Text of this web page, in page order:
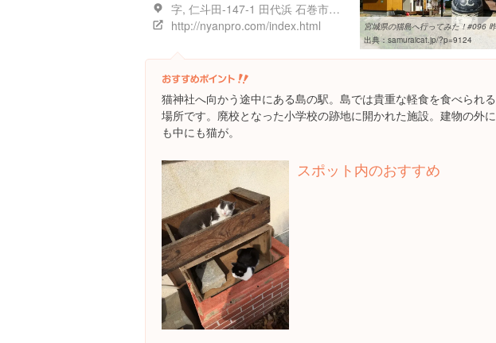
字, 仁斗田-147-1 田代浜 石巻市 宮城県 日本
http://nyanpro.com/index.html
出典： samuraicat.jp/?p=9124
猫神社へ向かう途中にある島の駅。島では貴重な軽食を食べられる
場所です。廃校となった小学校の跡地に開かれた施設。建物の外に
も中にも猫が。
スポット内のおすすめ